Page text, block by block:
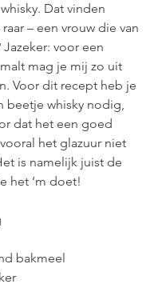
Dat vinden
– een vrouw die van
voor een
mag je mij zo uit
Voor dit recept heb je
beetje whisky nodig,
dat het een goed
het glazuur niet
is namelijk juist de
het ‘m doet!
bakmeel